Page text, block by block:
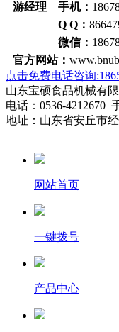
游经理 手机：
Q Q：
微信：
官方网站：
点击免费电话咨询
山东宝硕食品机械有
电话：0536-4212670
地址：山东省安丘市
网站首页
一键拨号
产品中心